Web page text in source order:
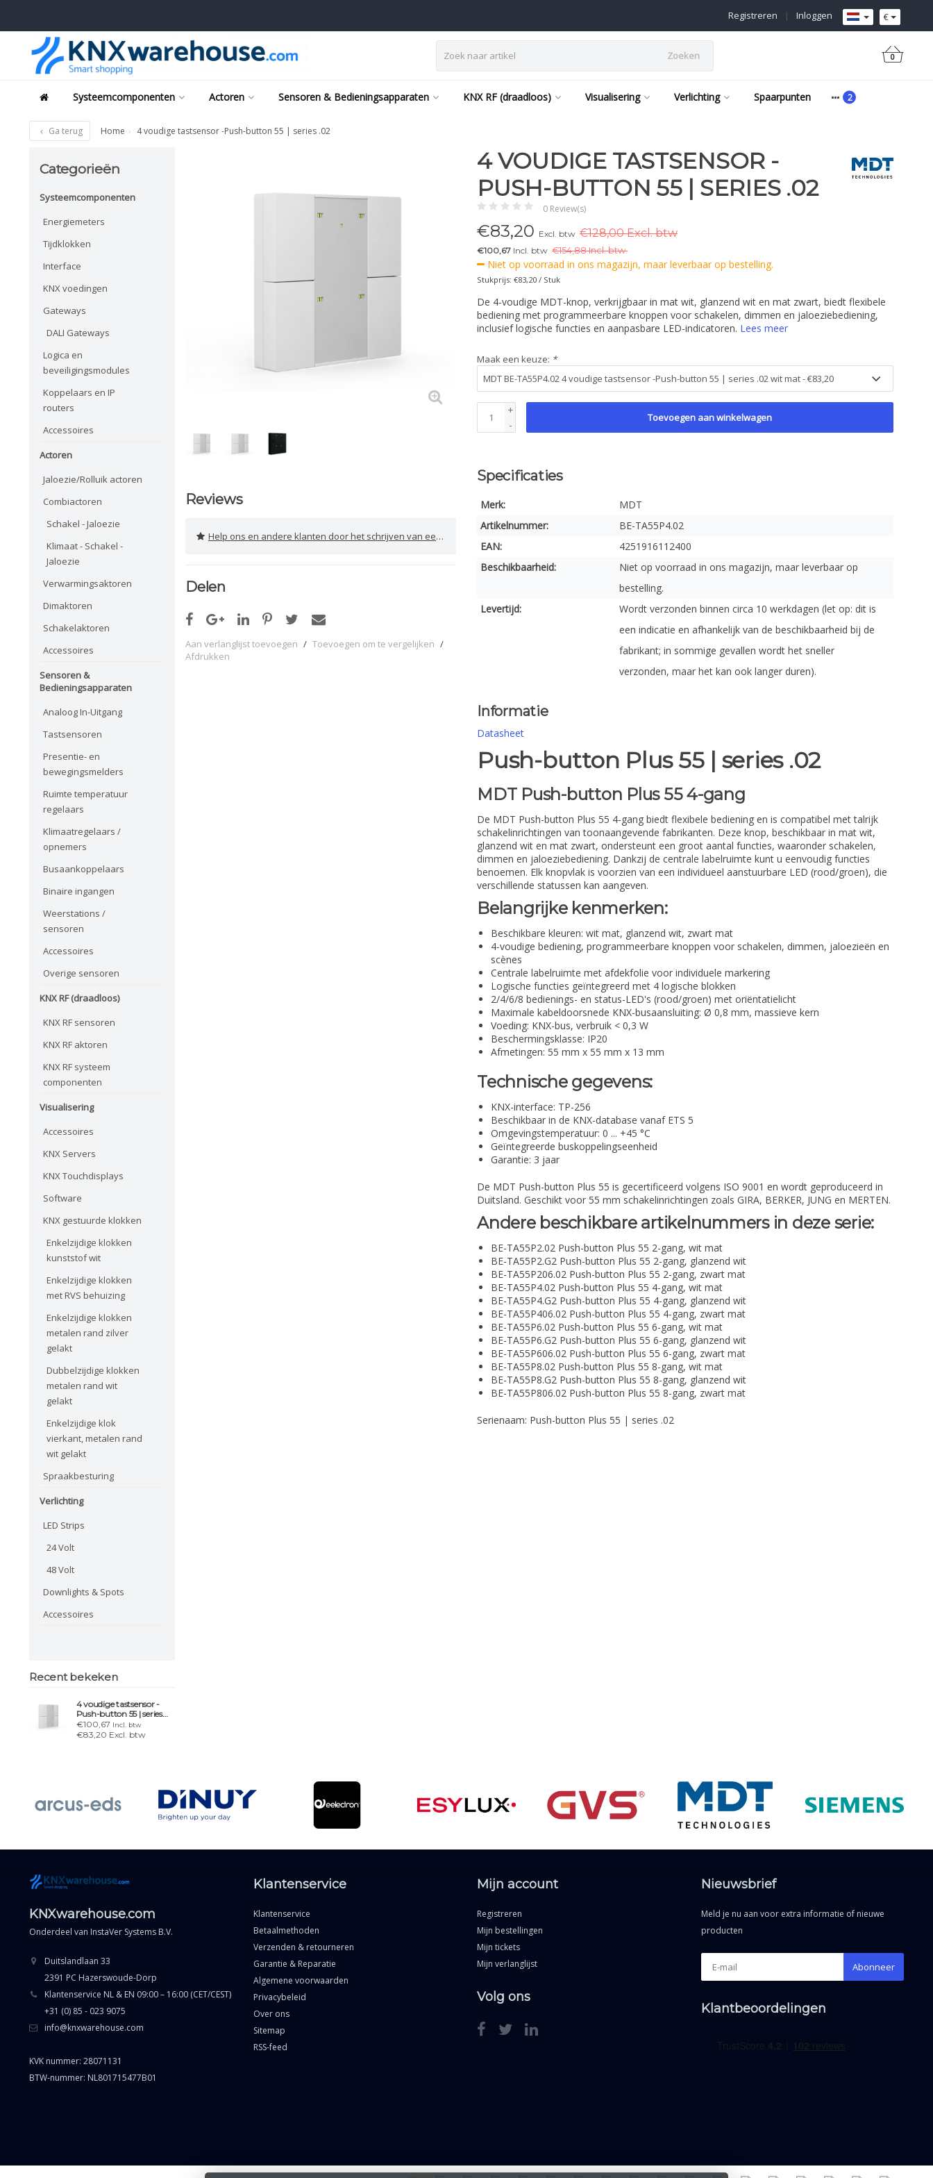
€
Inloggen
|
Registreren
Zoeken 0
Systeemcomponenten Actoren Sensoren & Bedieningsapparaten KNX RF (draadloos) Visualisering Verlichting Spaarpunten
Ga terug Home 4 voudige tastsensor -Push-button 55 | series .02
Categorieën
Systeemcomponenten
Energiemeters
Tijdklokken
Interface
KNX voedingen
Gateways
DALI Gateways
Logica en
beveiligingsmodules
Koppelaars en IP
routers
Accessoires
Actoren
Jaloezie/Rolluik actoren
Combiactoren
Schakel - Jaloezie
Klimaat - Schakel -
Jaloezie
Verwarmingsaktoren
Dimaktoren
Schakelaktoren
Accessoires
Sensoren &
Bedieningsapparaten
Analoog In-Uitgang
Tastsensoren
Presentie- en
bewegingsmelders
Ruimte temperatuur
regelaars
Klimaatregelaars /
opnemers
Busaankoppelaars
Binaire ingangen
Weerstations /
sensoren
Accessoires
Overige sensoren
KNX RF (draadloos)
KNX RF sensoren
KNX RF aktoren
KNX RF systeem
componenten
Visualisering
Accessoires
KNX Servers
KNX Touchdisplays
Software
KNX gestuurde klokken
Enkelzijdige klokken
kunststof wit
Enkelzijdige klokken
met RVS behuizing
Enkelzijdige klokken
metalen rand zilver
gelakt
Dubbelzijdige klokken
metalen rand wit
gelakt
Enkelzijdige klok
vierkant, metalen rand
wit gelakt
Spraakbesturing
Verlichting
LED Strips
24 Volt
48 Volt
Downlights & Spots
Accessoires
Recent bekeken
4 voudige tastsensor -
Push-button 55 | series
.02
€100,67 Incl. btw
€83,20 Excl. btw
Reviews
Help ons en andere klanten door het schrijven van een review
Delen
Aan verlanglijst toevoegen / Toevoegen om te vergelijken /
Afdrukken
4 VOUDIGE TASTSENSOR -
PUSH-BUTTON 55 | SERIES .02
0 Review(s)
€83,20 Excl. btw €128,00 Excl. btw
€100,67 Incl. btw €154,88 Incl. btw.
Niet op voorraad in ons magazijn, maar leverbaar op bestelling.
Stukprijs: €83,20 / Stuk
De 4-voudige MDT-knop, verkrijgbaar in mat wit, glanzend wit en mat zwart, biedt flexibele
bediening met programmeerbare knoppen voor schakelen, dimmen en jaloeziebediening,
inclusief logische functies en aanpasbare LED-indicatoren. Lees meer
Maak een keuze: *
+
-
Toevoegen aan winkelwagen
Specificaties
Merk:
MDT
Artikelnummer:
BE-TA55P4.02
EAN:
4251916112400
Beschikbaarheid:
Niet op voorraad in ons magazijn, maar leverbaar op
bestelling.
Levertijd:
Wordt verzonden binnen circa 10 werkdagen (let op: dit is
een indicatie en afhankelijk van de beschikbaarheid bij de
fabrikant; in sommige gevallen wordt het sneller
verzonden, maar het kan ook langer duren).
Informatie
Datasheet
Push-button Plus 55 | series .02
MDT Push-button Plus 55 4-gang
De MDT Push-button Plus 55 4-gang biedt flexibele bediening en is compatibel met talrijk
schakelinrichtingen van toonaangevende fabrikanten. Deze knop, beschikbaar in mat wit,
glanzend wit en mat zwart, ondersteunt een groot aantal functies, waaronder schakelen,
dimmen en jaloeziebediening. Dankzij de centrale labelruimte kunt u eenvoudig functies
benoemen. Elk knopvlak is voorzien van een individueel aanstuurbare LED (rood/groen), die
verschillende statussen kan aangeven.
Belangrijke kenmerken:
Beschikbare kleuren: wit mat, glanzend wit, zwart mat
4-voudige bediening, programmeerbare knoppen voor schakelen, dimmen, jaloezieën en
scènes
Centrale labelruimte met afdekfolie voor individuele markering
Logische functies geïntegreerd met 4 logische blokken
2/4/6/8 bedienings- en status-LED's (rood/groen) met oriëntatielicht
Maximale kabeldoorsnede KNX-busaansluiting: Ø 0,8 mm, massieve kern
Voeding: KNX-bus, verbruik < 0,3 W
Beschermingsklasse: IP20
Afmetingen: 55 mm x 55 mm x 13 mm
Technische gegevens:
KNX-interface: TP-256
Beschikbaar in de KNX-database vanaf ETS 5
Omgevingstemperatuur: 0 ... +45 °C
Geïntegreerde buskoppelingseenheid
Garantie: 3 jaar
De MDT Push-button Plus 55 is gecertificeerd volgens ISO 9001 en wordt geproduceerd in
Duitsland. Geschikt voor 55 mm schakelinrichtingen zoals GIRA, BERKER, JUNG en MERTEN.
Andere beschikbare artikelnummers in deze serie:
BE-TA55P2.02 Push-button Plus 55 2-gang, wit mat
BE-TA55P2.G2 Push-button Plus 55 2-gang, glanzend wit
BE-TA55P206.02 Push-button Plus 55 2-gang, zwart mat
BE-TA55P4.02 Push-button Plus 55 4-gang, wit mat
BE-TA55P4.G2 Push-button Plus 55 4-gang, glanzend wit
BE-TA55P406.02 Push-button Plus 55 4-gang, zwart mat
BE-TA55P6.02 Push-button Plus 55 6-gang, wit mat
BE-TA55P6.G2 Push-button Plus 55 6-gang, glanzend wit
BE-TA55P606.02 Push-button Plus 55 6-gang, zwart mat
BE-TA55P8.02 Push-button Plus 55 8-gang, wit mat
BE-TA55P8.G2 Push-button Plus 55 8-gang, glanzend wit
BE-TA55P806.02 Push-button Plus 55 8-gang, zwart mat
Serienaam: Push-button Plus 55 | series .02
KNXwarehouse.com
Onderdeel van InstaVer Systems B.V.
Duitslandlaan 33
2391 PC Hazerswoude-Dorp
Klantenservice NL & EN 09:00 – 16:00 (CET/CEST)
+31 (0) 85 - 023 9075
info@knxwarehouse.com
KVK nummer: 28071131
BTW-nummer: NL801715477B01
Klantenservice
Klantenservice
Betaalmethoden
Verzenden & retourneren
Garantie & Reparatie
Algemene voorwaarden
Privacybeleid
Over ons
Sitemap
RSS-feed
Mijn account
Registreren
Mijn bestellingen
Mijn tickets
Mijn verlanglijst
Volg ons
Nieuwsbrief
Meld je nu aan voor extra informatie of nieuwe
producten
Abonneer
Klantbeoordelingen